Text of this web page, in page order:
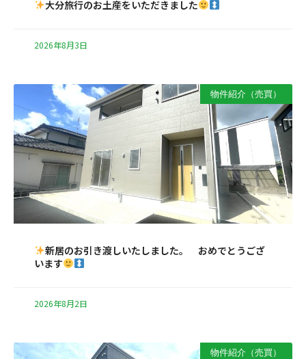
大分旅行のお土産をいただきました
2026年8月3日
物件紹介（売買）
新居のお引き渡しいたしました。 おめでとうござ
います
2026年8月2日
物件紹介（売買）